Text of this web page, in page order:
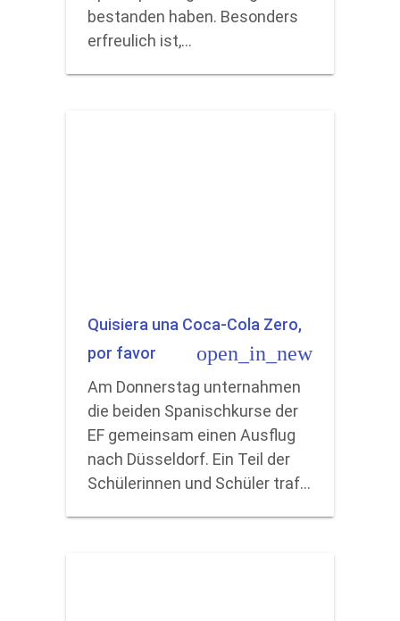
bestanden haben. Besonders
erfreulich ist,…
Quisiera una Coca-Cola Zero,
por favor
open_in_new
Am Donnerstag unternahmen
die beiden Spanischkurse der
EF gemeinsam einen Ausflug
nach Düsseldorf. Ein Teil der
Schülerinnen und Schüler traf…